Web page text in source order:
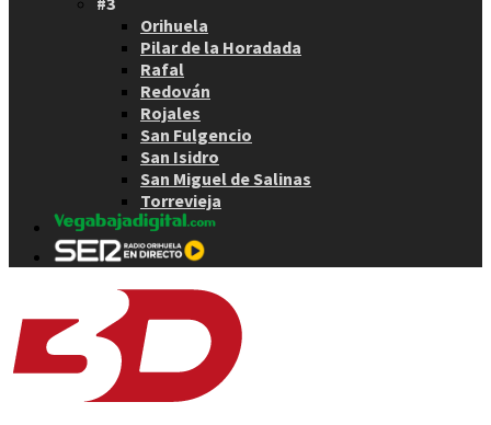
Orihuela
Pilar de la Horadada
Rafal
Redován
Rojales
San Fulgencio
San Isidro
San Miguel de Salinas
Torrevieja